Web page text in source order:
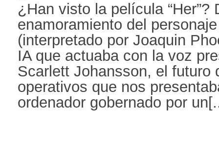
¿Han visto la película “Her”?
enamoramiento del
(interpretado por Joaquin
IA que actuaba con la voz
Scarlett Johansson, el futuro
operativos que nos
ordenador gobernado por